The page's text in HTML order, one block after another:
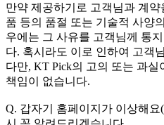
만약 제공하기로 고객님과 계
품 등의 품절 또는 기술적 사양
우에는 그 사유를 고객님께 통
다. 혹시라도 이로 인하여 고객
다만, KT Pick의 고의 또는 과
책임이 없습니다.
Q. 갑자기 홈페이지가 이상해